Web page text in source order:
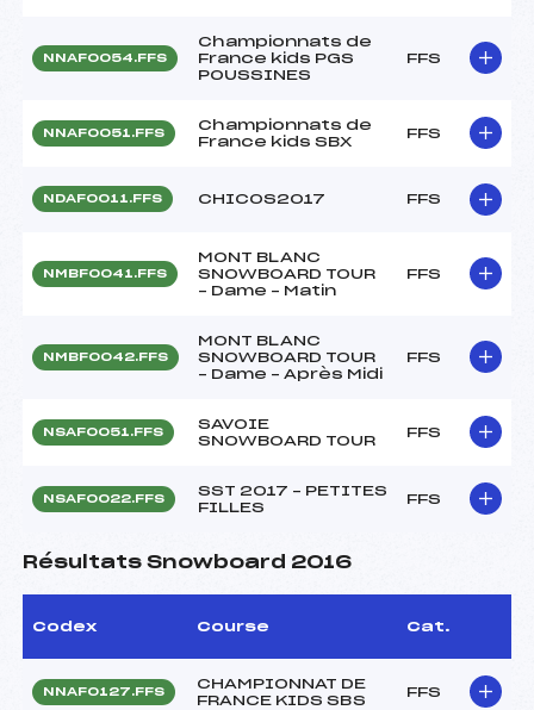
NNAF0054.FFS
Championnats de
France kids PGS
POUSSINES
FFS
NNAF0051.FFS
Championnats de
France kids SBX
FFS
NDAF0011.FFS CHICOS2017 FFS
NMBF0041.FFS
MONT BLANC
SNOWBOARD TOUR
– Dame – Matin
FFS
NMBF0042.FFS
MONT BLANC
SNOWBOARD TOUR
– Dame – Après Midi
FFS
NSAF0051.FFS
SAVOIE
SNOWBOARD TOUR
FFS
NSAF0022.FFS
SST 2017 – PETITES
FILLES
FFS
Résultats Snowboard 2016
Codex Course Cat.
NNAF0127.FFS
CHAMPIONNAT DE
FRANCE KIDS SBS
FFS